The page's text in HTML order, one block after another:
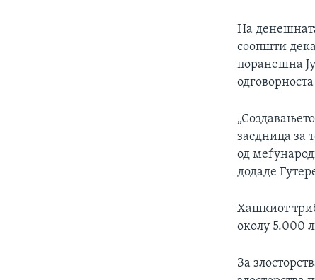
На
соопшти
поранешна
заедница за
од
додаде
Хашкиот
околу 5.000
За